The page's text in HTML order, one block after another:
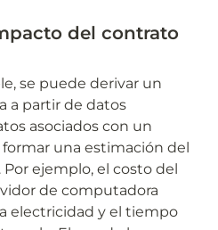
del contrato
se puede derivar un
a partir de datos
asociados con un
formar una estimación del
ejemplo, el costo del
de computadora
electricidad y el tiempo